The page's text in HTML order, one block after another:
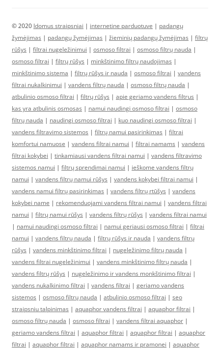
© 2020 Idomus straipsniai | internetine parduotuve | padangų
žymėjimas | padangų žymėjimas | žieminių padangų žymėjimas | filtrų
rūšys | filtrai nugeležinimui | osmoso filtrai | osmoso filtrų nauda |
osmoso filtrai | filtrų rūšys | minkštinimo filtrų naudojimas |
minkštinimo sistema | filtrų rūšys ir nauda | osmoso filtrai | vandens
filtrai nukalkinimui | vandens filtrų nauda | osmoso filtrų nauda |
atbulinio osmoso filtrai | filtrų rūšys | apie geriamo vandens filtrus |
kas yra atbulinis osmosas | namui naudingi osmoso filtrai | osmoso
filtrų nauda | naudingi osmoso filtrai | kuo naudingi osmoso filtrai |
vandens filtravimo sistemos | filtrų namui pasirinkimas | filtrai
komfortui namuose | vandens filtrai namui | filtrai namams | vandens
filtrai kokybei | tinkamiausi vandens filtrai namui | vandens filtravimo
sistemos namui | filtrų sprendimai namui | ieškome vandens filtrų
namui | vandens filtrų namui rūšys | vandens kokybei filtrai namui |
vandens namui filtrų pasirinkimas | vandens filtrų rtūšys | vandens
kokybei name | rekomenduojami vandens filtrai namui | vandens filtrai
namui | filtrų namui rūšys | vandens filtrų rūšys | vandens filtrai namui
| namui naudingi osmoso filtrai | namui geriausi osmoso filtrai | filtrai
namui | vandens filtrų nauda | filtrų rūšys ir nauda | vandens filtrų
rūšys | vandens minkštinimo filtrai | nugeležinimo filtrų nauda |
vandens filtrai nugeležinimui | vandens minkštinimo filtrų nauda |
vandens filtrų rūšys | nugeležinimo ir vandens monkštinimo filtrai |
vandens nukalkinimo filtrai | vandens filtrai | geriamo vandens
sistemos | osmoso filtrų nauda | atbulinio osmoso filtrai | seo
straipsniu talpinimas | aquaphor vandens filtrai | aquaphor filtrai |
osmoso filtrų nauda | osmoso filtrai | vandens filtrai aquaphor |
geriamo vandens filtrai | aquaphor filtrai | aquaphor filtrai | aquaphor
filtrai | aquaphor filtrai | aquaphor namams ir pramonei | aquaphor